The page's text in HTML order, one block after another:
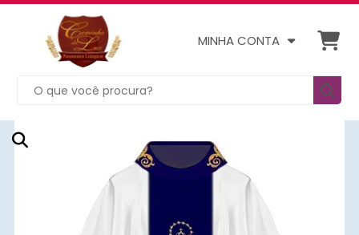
MINHA CONTA